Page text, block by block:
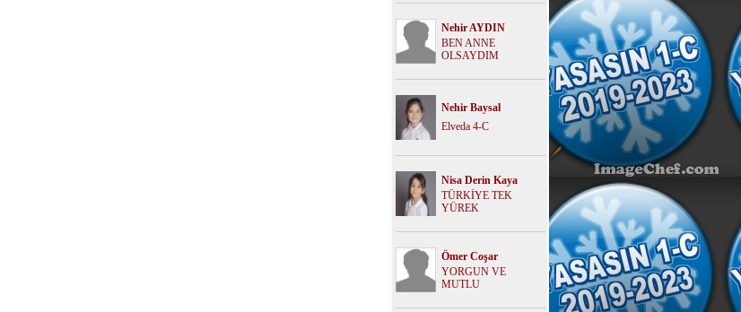
Nehir AYDIN
BEN ANNE
OLSAYDIM
Nehir Baysal
Elveda 4-C
Nisa Derin Kaya
TÜRKİYE TEK
YÜREK
Ömer Coşar
YORGUN VE
MUTLU